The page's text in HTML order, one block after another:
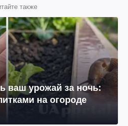
также
ваш урожай за ночь:
на огороде